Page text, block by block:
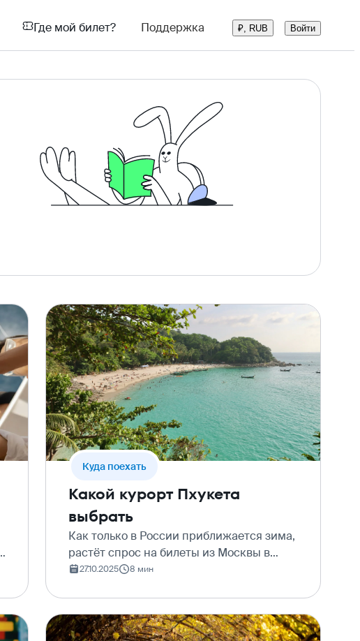
Где мой билет? Поддержка ₽, RUB Войти
Куда поехать
Какой курорт Пхукета
выбрать
Как только в России приближается зима,
растёт спрос на билеты из Москвы в
Таиланд . И одно из самых популярных
тропический, трогательный. Зачастую
его курорты соо…
27.10.2025 8 мин